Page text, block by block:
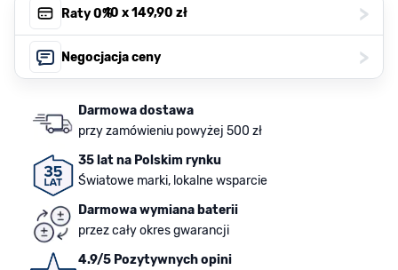
Raty 0%, 10 x149,90 zł >
Negocjacja ceny >
Darmowa dostawa
przy zamówieniu powyżej 500 zł
35 lat na Polskim rynku
Światowe marki, lokalne wsparcie
Darmowa wymiana baterii
przez cały okres gwarancji
4.9/5 Pozytywnych opini